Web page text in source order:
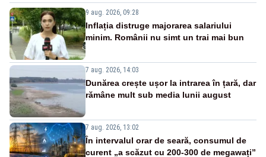
9 aug. 2026, 09:28
Inflația distruge majorarea salariului
minim. Românii nu simt un trai mai bun
7 aug. 2026, 14:03
Dunărea crește ușor la intrarea în țară, dar
rămâne mult sub media lunii august
7 aug. 2026, 13:02
În intervalul orar de seară, consumul de
curent „a scăzut cu 200-300 de megawați”